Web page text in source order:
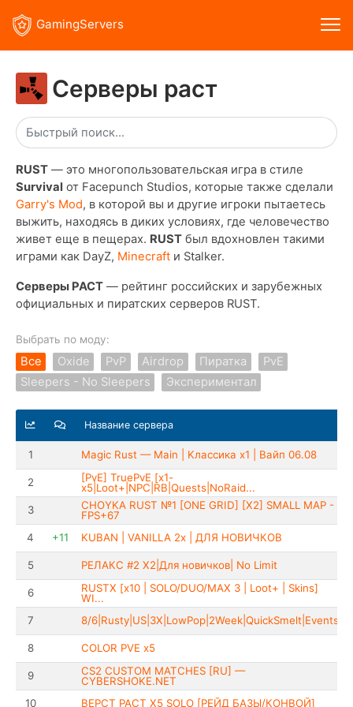
GamingServers
Серверы раст
RUST — это многопользовательская игра в стиле
Survival от Facepunch Studios, которые также сделали
Garry's Mod, в которой вы и другие игроки пытаетесь
выжить, находясь в диких условиях, где человечество
живет еще в пещерах. RUST был вдохновлен такими
играми как DayZ, Minecraft и Stalker.
Серверы РАСТ — рейтинг российских и зарубежных
официальных и пиратских серверов RUST.
Выбрать по моду:
Все Oxide PvP Airdrop Пиратка
PvE
Sleepers - No Sleepers
Экспериментал
Название сервера
1 Magic Rust — Main | Kлaccикa x1 | Baйп 06.08
2
[PvE] TruePvE [x1-
x5|Loot+|NPC|RB|Quests|NoRaid...
3
CHOYKA RUST №1 [ONE GRID] [X2] SMALL MAP -
FPS+67
4
+11 KUBAN | VANILLA 2x | ДЛЯ НОВИЧКОВ
5 РЕЛАКС #2 Х2|Для новичков| No Limit
6
RUSTX [x10 | SOLO/DUO/MAX 3 | Loot+ | Skins]
WI...
7
8/6|Rusty|US|3X|LowPop|2Week|QuickSmelt|Events
8 COLOR PVE x5
9
CS2 CUSTOM MATCHES [RU] —
CYBERSHOKE.NET
10
ВЕРСТ РАСТ X5 SOLO [РЕЙД БАЗЫ/КОНВОЙ]